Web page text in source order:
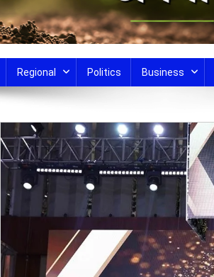
Regional Politics Business